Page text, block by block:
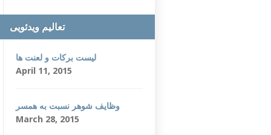
تعالیم ویدئویی
لیست برکات و لعنت ها
April 11, 2015
وظایف شوهر نسبت به همسر
March 28, 2015